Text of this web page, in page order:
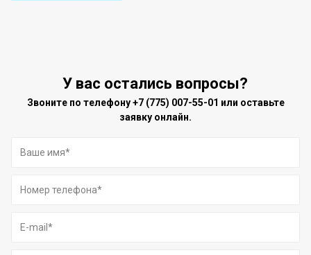
У вас остались вопросы?
Звоните по телефону+7 (775) 007-55-01 или оставьте
заявку онлайн.